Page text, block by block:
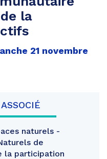
la
21 novembre
naturels -
de
la participation